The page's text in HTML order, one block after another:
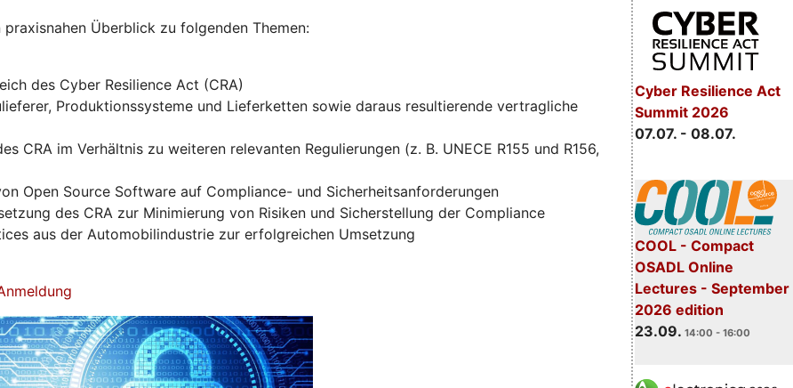
Cyber Resilience Act
Summit 2026
07.07. - 08.07.
COOL - Compact
OSADL Online
Lectures - September
2026 edition
23.09. 14:00 - 16:00
praxisnahen Überblick zu folgenden Themen:
des Cyber Resilience Act (CRA)
Produktionssysteme und Lieferketten sowie daraus resultierende vertragliche
CRA im Verhältnis zu weiteren relevanten Regulierungen (z. B. UNECE R155 und R156,
Open Source Software auf Compliance- und Sicherheitsanforderungen
des CRA zur Minimierung von Risiken und Sicherstellung der Compliance
aus der Automobilindustrie zur erfolgreichen Umsetzung